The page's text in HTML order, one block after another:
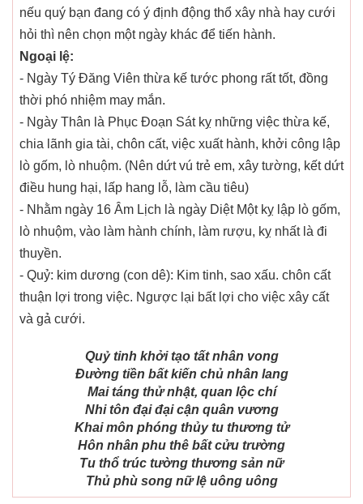
nếu quý bạn đang có ý định động thổ xây nhà hay cưới
hỏi thì nên chọn một ngày khác để tiến hành.
Ngoại lệ:
- Ngày Tý Đăng Viên thừa kế tước phong rất tốt, đồng
thời phó nhiệm may mắn.
- Ngày Thân là Phục Đoạn Sát kỵ những việc thừa kế,
chia lãnh gia tài, chôn cất, việc xuất hành, khởi công lập
lò gốm, lò nhuộm. (Nên dứt vú trẻ em, xây tường, kết dứt
điều hung hại, lấp hang lỗ, làm cầu tiêu)
- Nhằm ngày 16 Âm Lịch là ngày Diệt Một kỵ lập lò gốm,
lò nhuộm, vào làm hành chính, làm rượu, kỵ nhất là đi
thuyền.
- Quỷ: kim dương (con dê): Kim tinh, sao xấu. chôn cất
thuận lợi trong việc. Ngược lại bất lợi cho việc xây cất
và gả cưới.
Quỷ tinh khởi tạo tất nhân vong
Đường tiền bất kiến chủ nhân lang
Mai táng thử nhật, quan lộc chí
Nhi tôn đại đại cận quân vương
Khai môn phóng thủy tu thương tử
Hôn nhân phu thê bất cửu trường
Tu thổ trúc tường thương sản nữ
Thủ phù song nữ lệ uông uông